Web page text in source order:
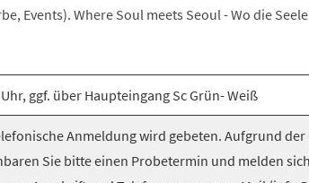
Events). Where Soul meets Seoul - Wo die
ggf. über Haupteingang Sc Grün- Weiß
Anmeldung wird gebeten. Aufgrund
Sie bitte einen Probetermin und melden